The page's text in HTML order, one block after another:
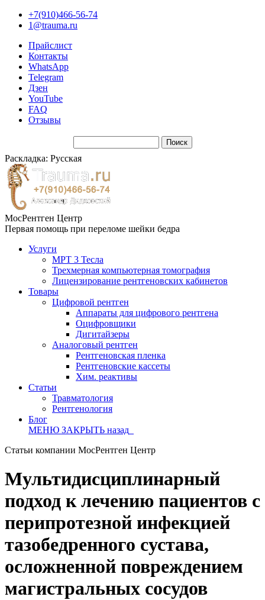
+7(910)466-56-74
1@trauma.ru
Прайслист
Контакты
WhatsApp
Telegram
Дзен
YouTube
FAQ
Отзывы
Раскладка: Русская
МосРентген Центр
Первая помощь при переломе шейки бедра
Услуги
МРТ 3 Тесла
Трехмерная компьютерная томография
Лицензирование рентгеновских кабинетов
Товары
Цифровой рентген
Аппараты для цифрового рентгена
Оцифровщики
Дигитайзеры
Аналоговый рентген
Рентгеновская пленка
Рентгеновские кассеты
Хим. реактивы
Статьи
Травматология
Рентгенология
Блог
МЕНЮ ЗАКРЫТЬ назад
Статьи компании МосРентген Центр
Мультидисциплинарный
подход к лечению пациентов с
перипротезной инфекцией
тазобедренного сустава,
осложненной повреждением
магистральных сосудов